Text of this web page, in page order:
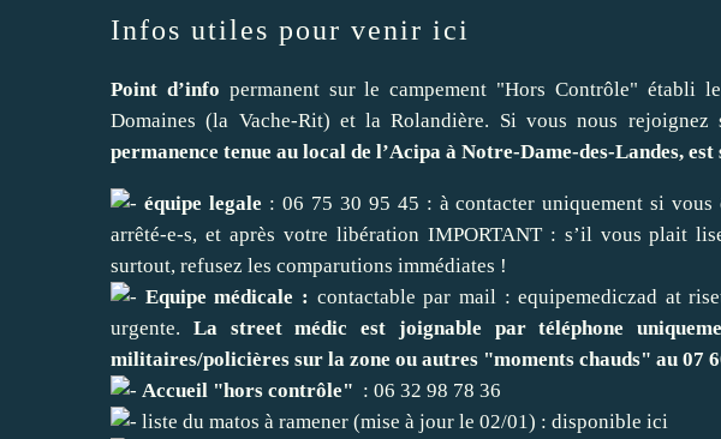
Infos utiles pour venir ici
Point d’info permanent sur le campement "Hors Contrôle"
Domaines (la Vache-Rit) et la Rolandière. Si vous nous
permanence tenue au local de l’Acipa à Notre-Dame-des-Landes,
équipe legale : 06 75 30 95 45 : à contacter uniquement si vous
arrêté-e-s, et après votre libération IMPORTANT : s’il vous plait
surtout, refusez les comparutions immédiates !
Equipe médicale : contactable par mail : equipemediczad at
urgente. La street médic est joignable par téléphone
militaires/policières sur la zone ou autres "moments chauds" au 07
Accueil "hors contrôle" : 06 32 98 78 36
liste du matos à ramener (mise à jour le 02/01) : disponible ici